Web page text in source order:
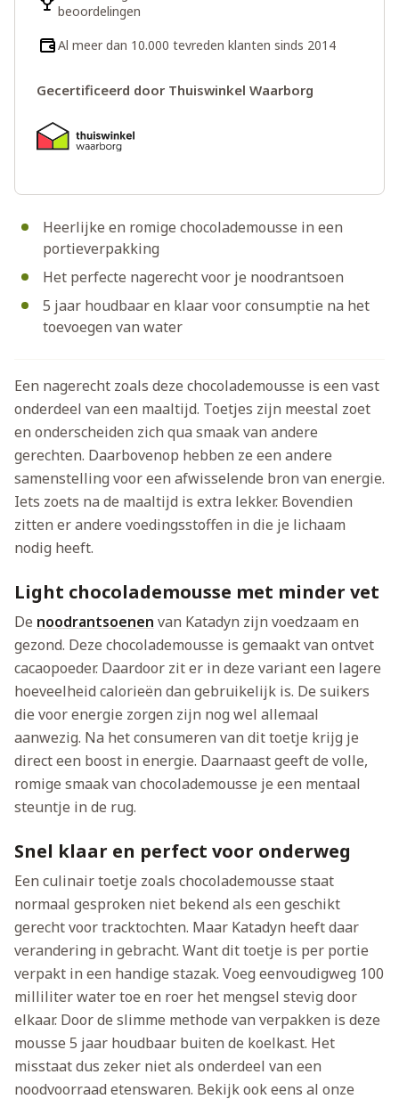
Heerlijke en romige chocolademousse in een
portieverpakking
Het perfecte nagerecht voor je noodrantsoen
5 jaar houdbaar en klaar voor consumptie na het
toevoegen van water
beoordelingen
Al meer dan 10.000 tevreden klanten sinds 2014
Gecertificeerd door Thuiswinkel Waarborg
Een nagerecht zoals deze chocolademousse is een vast
onderdeel van een maaltijd. Toetjes zijn meestal zoet
en onderscheiden zich qua smaak van andere
gerechten. Daarbovenop hebben ze een andere
samenstelling voor een afwisselende bron van energie.
Iets zoets na de maaltijd is extra lekker. Bovendien
zitten er andere voedingsstoffen in die je lichaam
nodig heeft.
Light chocolademousse met minder vet
De noodrantsoenen van Katadyn zijn voedzaam en
gezond. Deze chocolademousse is gemaakt van ontvet
cacaopoeder. Daardoor zit er in deze variant een lagere
hoeveelheid calorieën dan gebruikelijk is. De suikers
die voor energie zorgen zijn nog wel allemaal
aanwezig. Na het consumeren van dit toetje krijg je
direct een boost in energie. Daarnaast geeft de volle,
romige smaak van chocolademousse je een mentaal
steuntje in de rug.
Snel klaar en perfect voor onderweg
Een culinair toetje zoals chocolademousse staat
normaal gesproken niet bekend als een geschikt
gerecht voor tracktochten. Maar Katadyn heeft daar
verandering in gebracht. Want dit toetje is per portie
verpakt in een handige stazak. Voeg eenvoudigweg 100
milliliter water toe en roer het mengsel stevig door
elkaar. Door de slimme methode van verpakken is deze
mousse 5 jaar houdbaar buiten de koelkast. Het
misstaat dus zeker niet als onderdeel van een
noodvoorraad etenswaren. Bekijk ook eens al onze